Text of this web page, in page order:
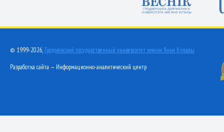
© 1999-2026, Гродненский государственный университет имени Янки Купалы
Разработка сайта — Информационно-аналитический центр